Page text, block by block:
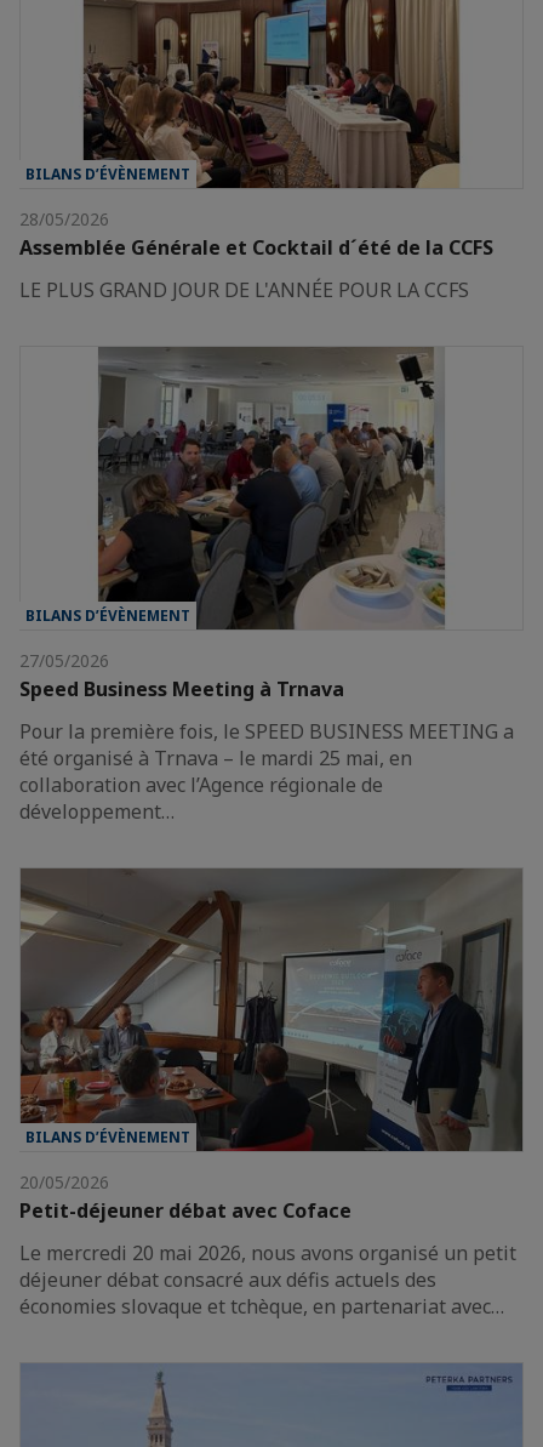
BILANS D’ÉVÈNEMENT
28/05/2026
Assemblée Générale et Cocktail d´été de la CCFS
LE PLUS GRAND JOUR DE L'ANNÉE POUR LA CCFS
BILANS D’ÉVÈNEMENT
27/05/2026
Speed Business Meeting à Trnava
Pour la première fois, le SPEED BUSINESS MEETING a
été organisé à Trnava – le mardi 25 mai, en
collaboration avec l’Agence régionale de
développement…
BILANS D’ÉVÈNEMENT
20/05/2026
Petit-déjeuner débat avec Coface
Le mercredi 20 mai 2026, nous avons organisé un petit
déjeuner débat consacré aux défis actuels des
économies slovaque et tchèque, en partenariat avec…